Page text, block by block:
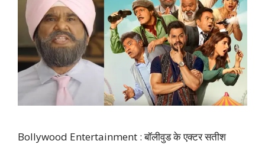
Bollywood Entertainment : बॉलीवुड के एक्टर सतीश